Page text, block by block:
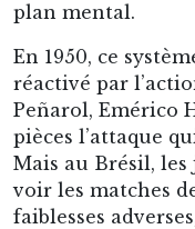
plan mental.
En 1950, ce
réactivé par
Peñarol, Emérico
pièces l’attaque
Mais au Brésil,
voir les matches
faiblesses